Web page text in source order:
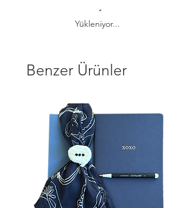
Yükleniyor...
Benzer Ürünler